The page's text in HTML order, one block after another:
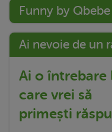
Funny by Qbebe
Ai nevoie de un
Ai o întrebare
care vrei să
primești